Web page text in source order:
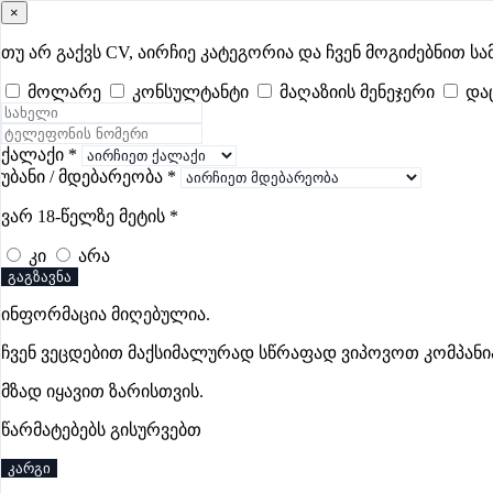
samushao
შესვლა
ყველა - 586 Remote Worldwide - 293 დღევანდელი - 3
მზარეულის ვაკანსიები გორში
ვაკანსიები არ მოიძებნა „მზარეულის ვაკანსიები გორში“-
გოუნეტი
პრემიუმი
×
თუ არ გაქვს CV, აირჩიე კატეგორია და ჩვენ მოგიძებნით
მოლარე კონსულტანტი მაღაზიის მენეჯერი
ქალაქი *
უბანი / მდებარეობა *
ვარ 18-წელზე მეტის *
კი არა
გაგზავნა
ინფორმაცია მიღებულია.
ჩვენ ვეცდებით მაქსიმალურად სწრაფად ვიპოვოთ
მზად იყავით ზარისთვის.
წარმატებებს გისურვებთ
კარგი